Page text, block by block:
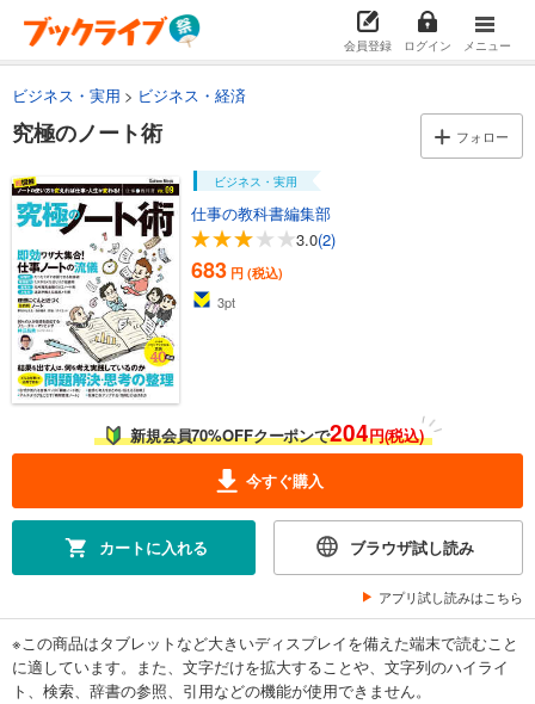
会員登録 ログイン メニュー
ビジネス・実用 ビジネス・経済
究極のノート術 フォロー
ビジネス・実用
仕事の教科書編集部
3.0(2)
683 円 (税込)
3pt
新規会員70%OFFクーポンで204円(税込)
今すぐ購入
カートに入れる ブラウザ試し読み
アプリ試し読みはこちら
※この商品はタブレットなど大きいディスプレイを備えた端末で読むこと
に適しています。また、文字だけを拡大することや、文字列のハイライ
ト、検索、辞書の参照、引用などの機能が使用できません。